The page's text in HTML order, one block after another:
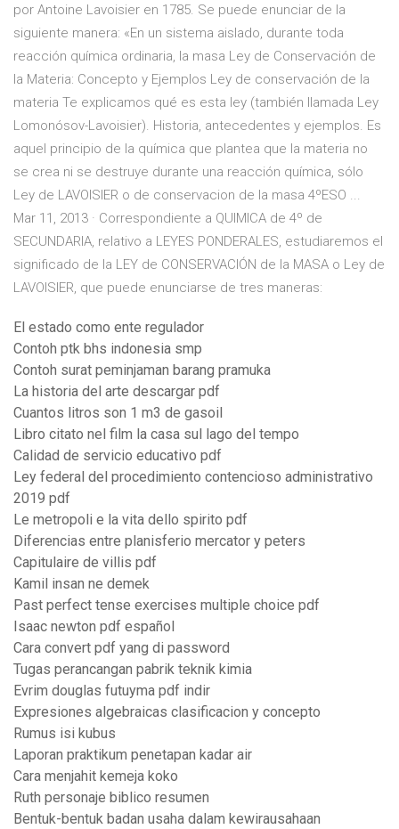
por Antoine Lavoisier en 1785. Se puede enunciar de la
siguiente manera: «En un sistema aislado, durante toda
reacción química ordinaria, la masa Ley de Conservación de
la Materia: Concepto y Ejemplos Ley de conservación de la
materia Te explicamos qué es esta ley (también llamada Ley
Lomonósov-Lavoisier). Historia, antecedentes y ejemplos. Es
aquel principio de la química que plantea que la materia no
se crea ni se destruye durante una reacción química, sólo
Ley de LAVOISIER o de conservacion de la masa 4ºESO ...
Mar 11, 2013 · Correspondiente a QUIMICA de 4º de
SECUNDARIA, relativo a LEYES PONDERALES, estudiaremos el
significado de la LEY de CONSERVACIÓN de la MASA o Ley de
LAVOISIER, que puede enunciarse de tres maneras:
El estado como ente regulador
Contoh ptk bhs indonesia smp
Contoh surat peminjaman barang pramuka
La historia del arte descargar pdf
Cuantos litros son 1 m3 de gasoil
Libro citato nel film la casa sul lago del tempo
Calidad de servicio educativo pdf
Ley federal del procedimiento contencioso administrativo
2019 pdf
Le metropoli e la vita dello spirito pdf
Diferencias entre planisferio mercator y peters
Capitulaire de villis pdf
Kamil insan ne demek
Past perfect tense exercises multiple choice pdf
Isaac newton pdf español
Cara convert pdf yang di password
Tugas perancangan pabrik teknik kimia
Evrim douglas futuyma pdf indir
Expresiones algebraicas clasificacion y concepto
Rumus isi kubus
Laporan praktikum penetapan kadar air
Cara menjahit kemeja koko
Ruth personaje biblico resumen
Bentuk-bentuk badan usaha dalam kewirausahaan